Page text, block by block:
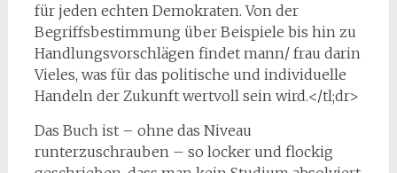
für jeden echten Demokraten. Von der
Begriffsbestimmung über Beispiele bis hin zu
Handlungsvorschlägen findet mann/ frau darin
Vieles, was für das politische und individuelle
Handeln der Zukunft wertvoll sein wird.</tl;dr>
Das Buch ist – ohne das Niveau
runterzuschrauben – so locker und flockig